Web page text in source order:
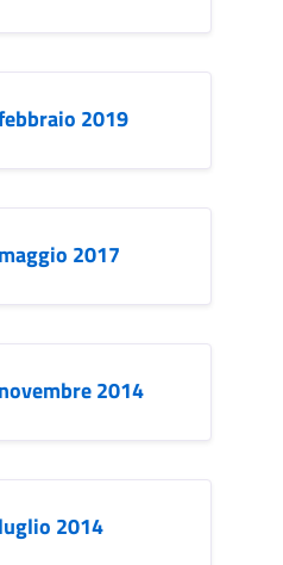
2019
2017
2014
2014